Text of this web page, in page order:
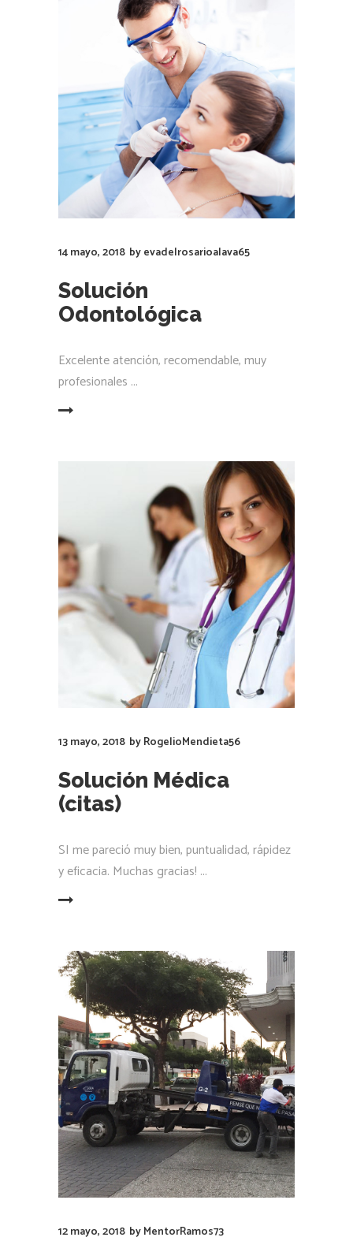
14 mayo, 2018 byevadelrosarioalava65
Solución
Odontológica
Excelente atención, recomendable, muy
profesionales
13 mayo, 2018 byRogelioMendieta56
Solución Médica
(citas)
SI me pareció muy bien, puntualidad, rápidez
y eficacia. Muchas gracias!
12 mayo, 2018 byMentorRamos73